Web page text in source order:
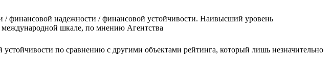
/ финансовой надежности / финансовой устойчивости. Наивысший уровень
шкале, по мнению Агентства
по сравнению с другими объектами рейтинга, который лишь незначительно